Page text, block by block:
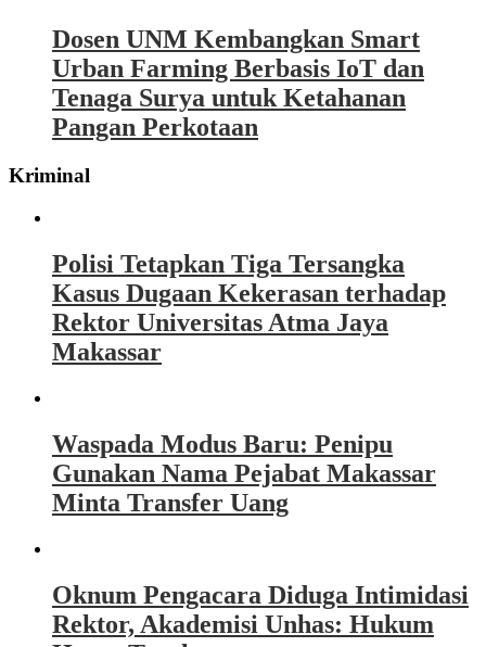
Dosen UNM Kembangkan Smart
Urban Farming Berbasis IoT dan
Tenaga Surya untuk Ketahanan
Pangan Perkotaan
Kriminal
Polisi Tetapkan Tiga Tersangka
Kasus Dugaan Kekerasan terhadap
Rektor Universitas Atma Jaya
Makassar
Waspada Modus Baru: Penipu
Gunakan Nama Pejabat Makassar
Minta Transfer Uang
Oknum Pengacara Diduga Intimidasi
Rektor, Akademisi Unhas: Hukum